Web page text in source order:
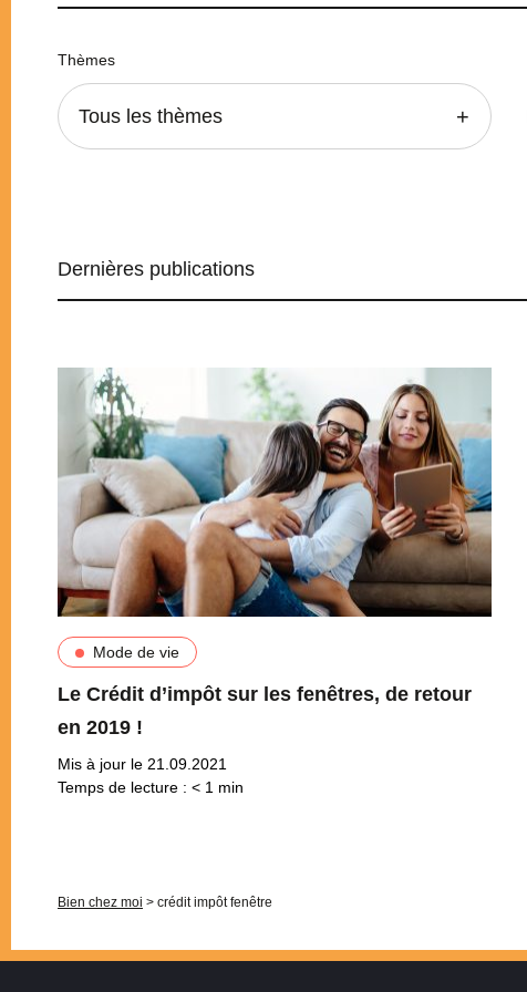
Thèmes
Tous les thèmes
Dernières publications
Mode de vie
Le Crédit d’impôt sur les fenêtres, de retour
en 2019 !
Mis à jour le 21.09.2021
Temps de lecture : < 1 min
Bien chez moi > crédit impôt fenêtre